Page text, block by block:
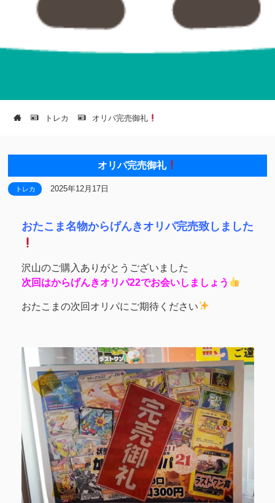
トレカ オリパ完売御礼
オリパ完売御礼
トレカ 2025年12月17日
おたこま名物からげんきオリパ完売致しました
沢山のご購入ありがとうございました
次回はからげんきオリパ22でお会いしましょう
おたこまの次回オリパにご期待ください